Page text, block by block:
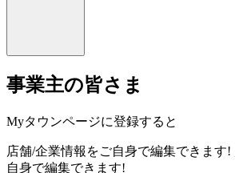
事業主の皆さま
Myタウンページに登録すると
店舗/企業情報をご自身で編集できます!
自身で編集できます!